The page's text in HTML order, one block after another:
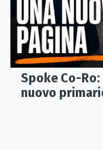
Spoke Co-
nuovo